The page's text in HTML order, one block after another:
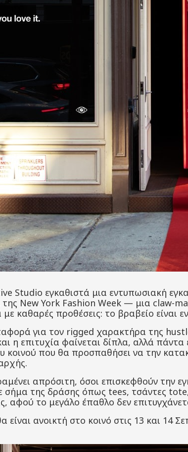
Studio εγκαθιστά μια εντυπωσιακή
της New York Fashion Week — μια claw-
καθαρές προθέσεις: το βραβείο είναι
για τον rigged χαρακτήρα της
η επιτυχία φαίνεται δίπλα, αλλά
κοινού που θα προσπαθήσει να την
απρόσιτη, όσοι επισκεφθούν την
σήμα της δράσης όπως tees, τσάντες
αφού το μεγάλο έπαθλο δεν
είναι ανοικτή στο κοινό στις 13 και 14